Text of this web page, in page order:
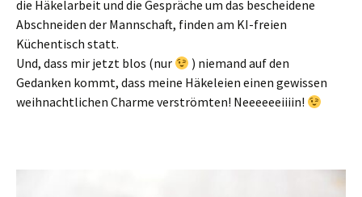
die Häkelarbeit und die Gespräche um das bescheidene
Abschneiden der Mannschaft, finden am KI-freien
Küchentisch statt.
Und, dass mir jetzt blos (nur
) niemand auf den
Gedanken kommt, dass meine Häkeleien einen gewissen
weihnachtlichen Charme verströmten! Neeeeeeiiiin!